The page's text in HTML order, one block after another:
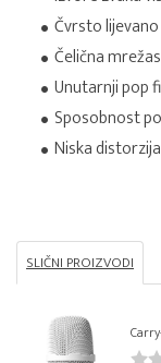
Čvrsto
Čelična
Unutarnji pop
Sposobnost
Niska distorzija
SLIČNI PROIZVODI